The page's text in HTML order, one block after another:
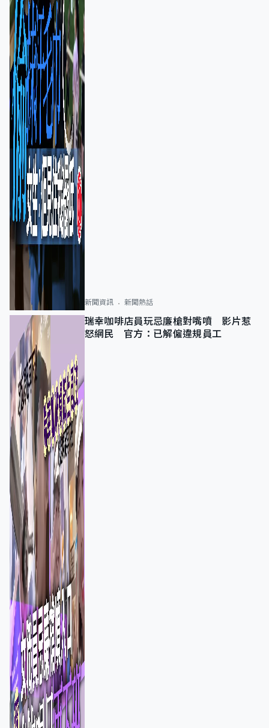
新聞資訊 新聞熱話
瑞幸咖啡店員玩忌廉槍對嘴噴 影片惹
怒網民 官方：已解僱違規員工